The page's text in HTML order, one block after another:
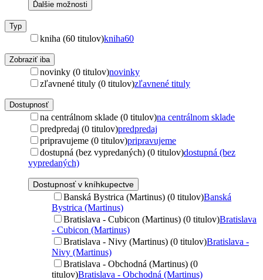
Ďalšie možnosti
Typ
kniha (60 titulov)kniha60
Zobraziť iba
novinky (0 titulov)novinky
zľavnené tituly (0 titulov)zľavnené tituly
Dostupnosť
na centrálnom sklade (0 titulov)na centrálnom sklade
predpredaj (0 titulov)predpredaj
pripravujeme (0 titulov)pripravujeme
dostupná (bez vypredaných) (0 titulov)dostupná (bez
vypredaných)
Dostupnosť v kníhkupectve
Banská Bystrica (Martinus) (0 titulov)Banská
Bystrica (Martinus)
Bratislava - Cubicon (Martinus) (0 titulov)Bratislava
- Cubicon (Martinus)
Bratislava - Nivy (Martinus) (0 titulov)Bratislava -
Nivy (Martinus)
Bratislava - Obchodná (Martinus) (0
titulov)Bratislava - Obchodná (Martinus)